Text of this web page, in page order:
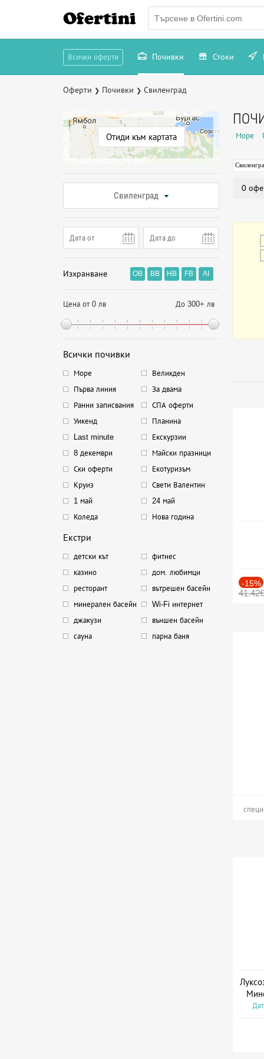
Ofertini
Всички оферти Почивки Стоки
Оферти ❯ Почивки ❯ Свиленград
Отиди към картата
Свиленград
Изхранване OB BB HB FB AI
Цена от 0 лв До 300+ лв
Всички почивки
Море
Великден
Първа линия
За двама
Ранни записвания
СПА оферти
Уикенд
Планина
Last minute
Екскурзии
8 декември
Майски празници
Ски оферти
Екотуризъм
Круиз
Свети Валентин
1 май
24 май
Коледа
Нова година
Екстри
детски кът
фитнес
казино
дом. любимци
ресторант
вътрешен басейн
минерален басейн
Wi-Fi интернет
джакузи
външен басейн
сауна
парна баня
Море
0
-15%
41.42€